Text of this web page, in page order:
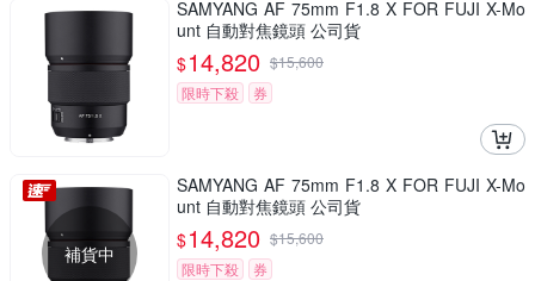
SAMYANG AF 75mm F1.8 X FOR FUJI X-Mo
unt 自動對焦鏡頭 公司貨
$14,820 $15,600
限時下殺
券
補貨中
SAMYANG AF 75mm F1.8 X FOR FUJI X-Mo
unt 自動對焦鏡頭 公司貨
$14,820 $15,600
限時下殺
券